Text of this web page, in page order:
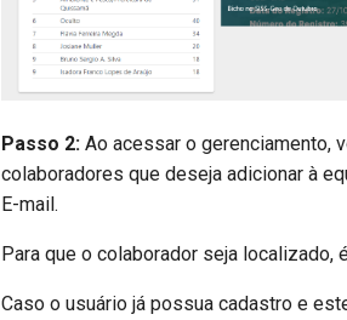
Passo 2: Ao acessar o gerenciamento,
colaboradores que deseja adicionar à
E-mail.
Para que o colaborador seja localizado,
Caso o usuário já possua cadastro e